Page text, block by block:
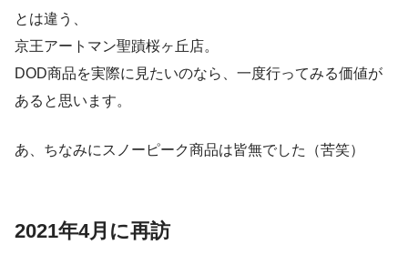
とは違う、
京王アートマン聖蹟桜ヶ丘店。
DOD商品を実際に見たいのなら、一度行ってみる価値が
あると思います。
あ、ちなみにスノーピーク商品は皆無でした（苦笑）
2021年4月に再訪